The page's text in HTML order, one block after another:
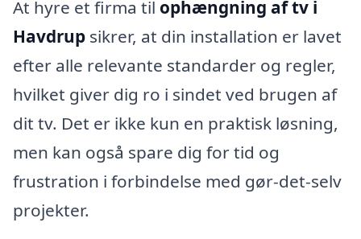
At hyre et firma til ophængning af tv i
Havdrup sikrer, at din installation er lavet
efter alle relevante standarder og regler,
hvilket giver dig ro i sindet ved brugen af
dit tv. Det er ikke kun en praktisk løsning,
men kan også spare dig for tid og
frustration i forbindelse med gør-det-selv
projekter.